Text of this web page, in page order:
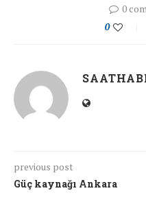
0
0
previous post
Güç kaynağı Ankara